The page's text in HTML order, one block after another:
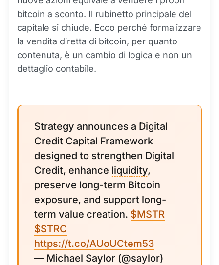
bitcoin a sconto. Il rubinetto principale del
capitale si chiude. Ecco perché formalizzare
la vendita diretta di bitcoin, per quanto
contenuta, è un cambio di logica e non un
dettaglio contabile.
Strategy announces a Digital
Credit Capital Framework
designed to strengthen Digital
Credit, enhance liquidity,
preserve long-term Bitcoin
exposure, and support long-
term value creation. $MSTR
$STRC
https://t.co/AUoUCtem53
— Michael Saylor (@saylor)